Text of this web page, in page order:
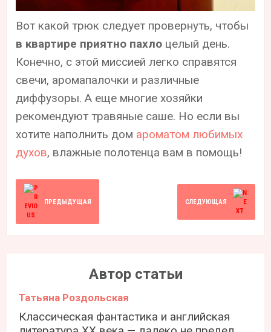
Вот какой трюк следует провернуть, чтобы
в квартире приятно пахло целый день.
Конечно, с этой миссией легко справятся
свечи, аромапалочки и различные
диффузоры. А еще многие хозяйки
рекомендуют травяные саше. Но если вы
хотите наполнить дом ароматом любимых
духов, влажные полотенца вам в помощь!
ПРЕДЫДУЩАЯ СЛЕДУЮЩАЯ
Автор статьи
Татьяна Роздольская
Классическая фантастика и английская